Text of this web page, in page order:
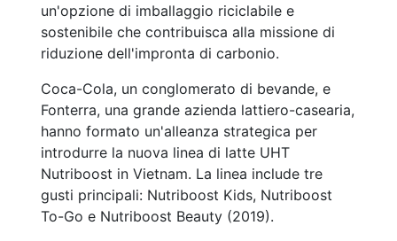
un'opzione di imballaggio riciclabile e
sostenibile che contribuisca alla missione di
riduzione dell'impronta di carbonio.
Coca-Cola, un conglomerato di bevande, e
Fonterra, una grande azienda lattiero-casearia,
hanno formato un'alleanza strategica per
introdurre la nuova linea di latte UHT
Nutriboost in Vietnam. La linea include tre
gusti principali: Nutriboost Kids, Nutriboost
To-Go e Nutriboost Beauty (2019).